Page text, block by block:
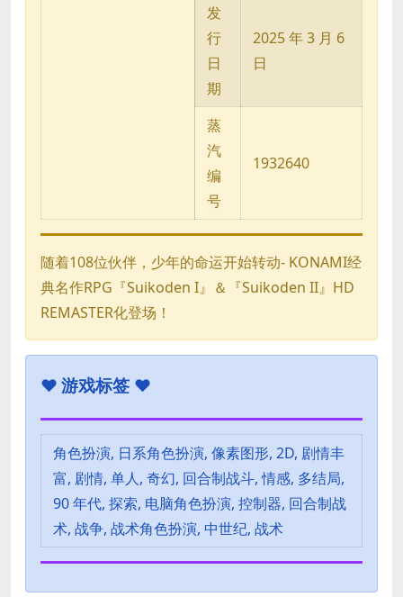
发
行
日
期
2025 年 3 月 6
日
蒸
汽
编
号
1932640
随着108位伙伴，少年的命运开始转动- KONAMI经
典名作RPG『Suikoden I』＆『Suikoden II』HD
REMASTER化登场！
♥ 游戏标签 ♥
角色扮演, 日系角色扮演, 像素图形, 2D, 剧情丰
富, 剧情, 单人, 奇幻, 回合制战斗, 情感, 多结局,
90 年代, 探索, 电脑角色扮演, 控制器, 回合制战
术, 战争, 战术角色扮演, 中世纪, 战术